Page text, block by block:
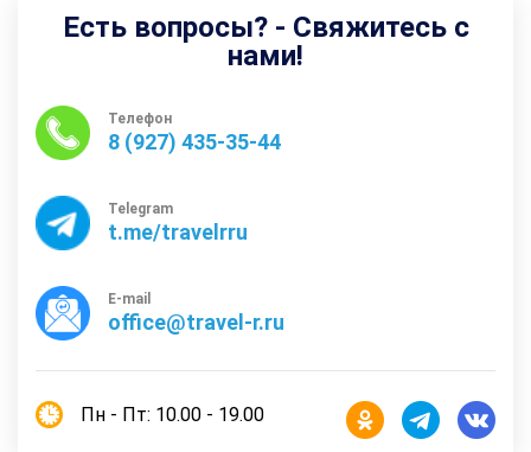
Есть вопросы? - Свяжитесь с
нами!
Телефон
8 (927) 435-35-44
Telegram
t.me/travelrru
E-mail
office@travel-r.ru
Пн - Пт: 10.00 - 19.00